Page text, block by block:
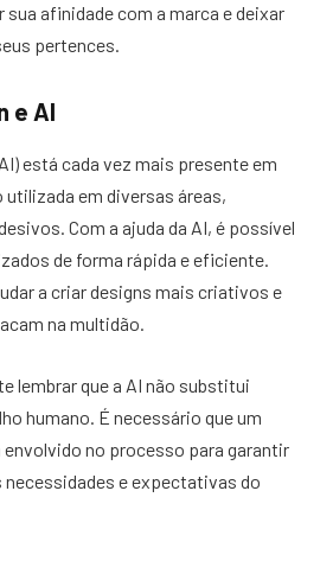
afinidade com a marca e deixar
pertences.
e AI
está cada vez mais presente em
em diversas áreas,
Com a ajuda da AI, é possível
de forma rápida e eficiente.
a criar designs mais criativos e
na multidão.
lembrar que a AI não substitui
humano. É necessário que um
no processo para garantir
necessidades e expectativas do